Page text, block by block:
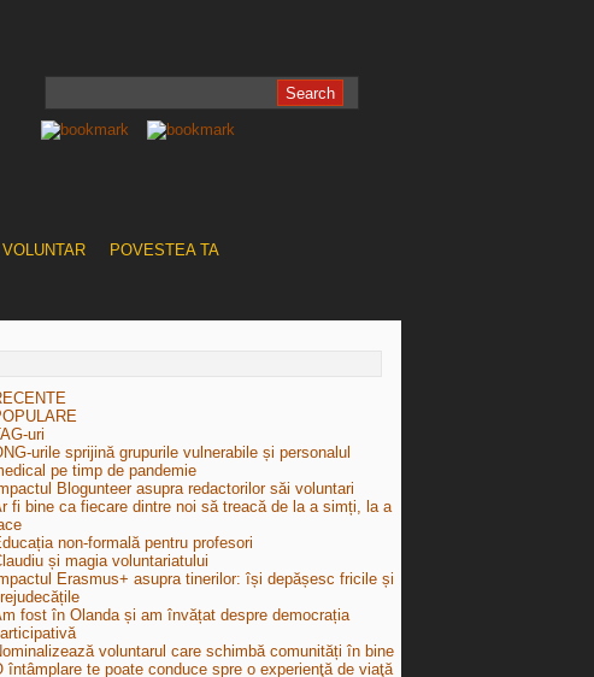
POVESTEA TA
uri
urile sprijină grupurile vulnerabile și personalul
pe timp de pandemie
Blogunteer asupra redactorilor săi voluntari
fi bine ca fiecare dintre noi să treacă de la a simți, la a
non-formală pentru profesori
și magia voluntariatului
Erasmus+ asupra tinerilor: își depășesc fricile și
fost în Olanda și am învățat despre democrația
voluntarul care schimbă comunități în bine
întâmplare te poate conduce spre o experienţă de viaţă